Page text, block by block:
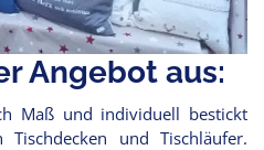
Angebot aus:
Maß und individuell bestickt
Tischdecken und Tischläufer.